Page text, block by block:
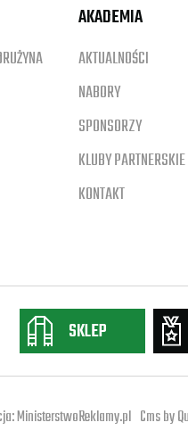
AKADEMIA
AKTUALNOŚCI
NABORY
SPONSORZY
KLUBY PARTNERSKIE
KONTAKT
SKLEP
MinisterstwoReklamy.pl Cms by